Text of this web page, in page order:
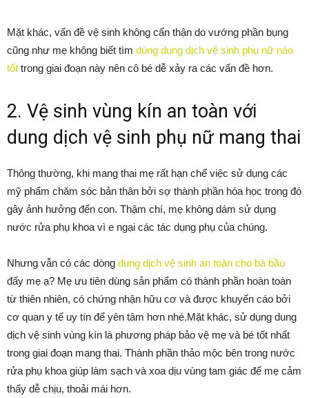
Mặt khác, vấn đề vệ sinh không cẩn thận do vướng phần bụng
cũng như mẹ không biết tìm dùng dung dịch vệ sinh phụ nữ nào
tốt trong giai đoạn này nên cô bé dễ xảy ra các vấn đề hơn.
2. Vệ sinh vùng kín an toàn với
dung dịch vệ sinh phụ nữ mang thai
Thông thường, khi mang thai mẹ rất hạn chế việc sử dụng các
mỹ phẩm chăm sóc bản thân bởi sợ thành phần hóa học trong đó
gây ảnh hưởng đến con. Thậm chí, mẹ không dám sử dụng
nước rửa phụ khoa vì e ngại các tác dụng phụ của chúng.
Nhưng vẫn có các dòng dung dịch vệ sinh an toàn cho bà bầu
đấy mẹ ạ? Mẹ ưu tiên dùng sản phẩm có thành phần hoàn toàn
từ thiên nhiên, có chứng nhận hữu cơ và được khuyến cáo bởi
cơ quan y tế uy tín để yên tâm hơn nhé.Mặt khác, sử dụng dung
dịch vệ sinh vùng kín là phương pháp bảo vệ mẹ và bé tốt nhất
trong giai đoạn mang thai. Thành phần thảo mộc bên trong nước
rửa phụ khoa giúp làm sạch và xoa dịu vùng tam giác để mẹ cảm
thấy dễ chịu, thoải mái hơn.